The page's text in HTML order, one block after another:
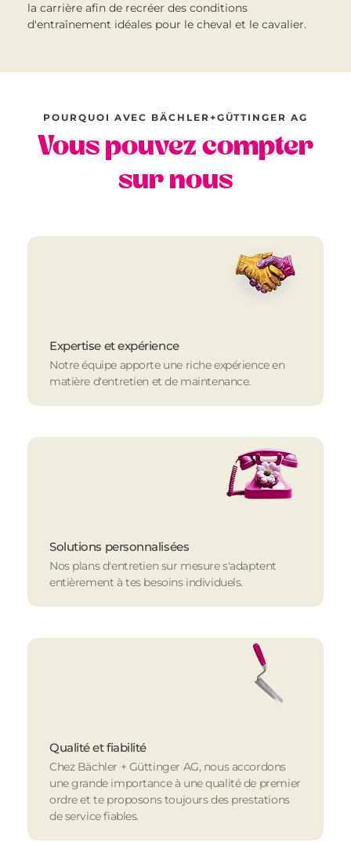
la carrière afin de recréer des conditions
d'entraînement idéales pour le cheval et le cavalier.
POURQUOI AVEC BÄCHLER+GÜTTINGER AG
Vous pouvez compter
sur nous
Expertise et expérience
Notre équipe apporte une riche expérience en
matière d'entretien et de maintenance.
Solutions personnalisées
Nos plans d'entretien sur mesure s'adaptent
entièrement à tes besoins individuels.
Qualité et fiabilité
Chez Bächler + Güttinger AG, nous accordons
une grande importance à une qualité de premier
ordre et te proposons toujours des prestations
de service fiables.